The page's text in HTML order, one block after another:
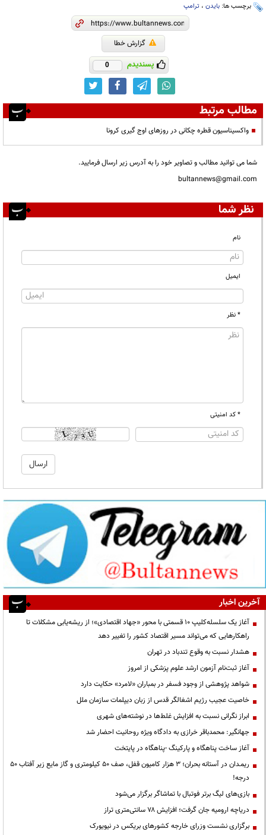
برچسب ها: بایدن ، ترامپ
گزارش خطا
پسندیدم 0
مطالب مرتبط
واکسیناسیون قطره چکانی در روزهای اوج گیری کرونا
شما می توانید مطالب و تصاویر خود را به آدرس زیر ارسال فرمایید.
bultannews@gmail.com
نظر شما
نام
ایمیل
* نظر
* کد امنیتی
آخرین اخبار
آغاز یک سلسله‌کلیپ ۱۰ قسمتی با محور «جهاد اقتصادی»؛ از ریشه‌یابی مشکلات تا
راهکارهایی که می‌تواند مسیر اقتصاد کشور را تغییر دهد
هشدار نسبت به وقوع تندباد در تهران
آغاز ثبت‌نام آزمون ارشد علوم پزشکی از امروز
شواهد پژوهشی از وجود فسفر در بمباران «لامرد» حکایت دارد
خاصیت عجیب رژیم اشغالگر قدس از زبان دیپلمات سازمان ملل
ابراز نگرانی نسبت به افزایش غلط‌ها در نوشته‌های شهری
جهانگیر: محمدباقر خرازی به دادگاه ویژه روحانیت احضار شد
آغاز ساخت پناهگاه و پارکینگ -پناهگاه در پایتخت
ریمـدان در آستانه بحران؛ ۳ هزار کامیون قفل، صف ۵۰ کیلومتری و گاز مایع زیر آفتاب ۵۰
درجه!
بازی‌های لیگ برتر فوتبال با تماشاگر برگزار می‌شود
دریاچه ارومیه جان گرفت؛ افزایش ۷۸ سانتی‌متری تراز
برگزاری نشست وزرای خارجه کشورهای بریکس در نیویورک